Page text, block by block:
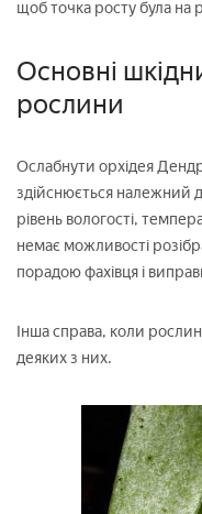
щоб точка росту була на
Основні
рослини
Ослабнути орхідея
здійснюється належний
рівень вологості,
немає можливості
порадою фахівця і
Інша справа, коли
деяких з них.